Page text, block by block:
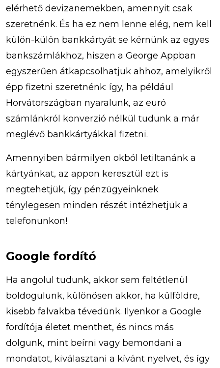
elérhető devizanemekben, amennyit csak
szeretnénk. És ha ez nem lenne elég, nem kell
külön-külön bankkártyát se kérnünk az egyes
bankszámlákhoz, hiszen a George Appban
egyszerűen átkapcsolhatjuk ahhoz, amelyikről
épp fizetni szeretnénk: így, ha például
Horvátországban nyaralunk, az euró
számlánkról konverzió nélkül tudunk a már
meglévő bankkártyákkal fizetni.
Amennyiben bármilyen okból letiltanánk a
kártyánkat, az appon keresztül ezt is
megtehetjük, így pénzügyeinknek
ténylegesen minden részét intézhetjük a
telefonunkon!
Google fordító
Ha angolul tudunk, akkor sem feltétlenül
boldogulunk, különösen akkor, ha külföldre,
kisebb falvakba tévedünk. Ilyenkor a Google
fordítója életet menthet, és nincs más
dolgunk, mint beírni vagy bemondani a
mondatot, kiválasztani a kívánt nyelvet, és így